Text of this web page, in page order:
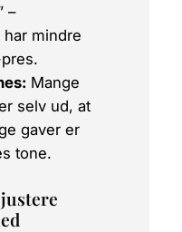
–
mindre
Mange
selv ud, at
gaver er
tone.